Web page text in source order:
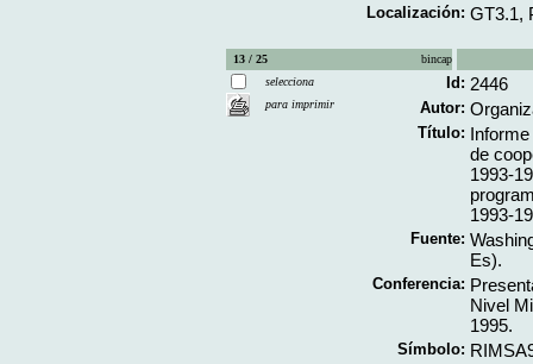
Localización: GT3.1,
13 / 25
bincap
selecciona
para imprimir
Id: 2446
Autor:
Título:
de
1993-
1993-
Fuente:
Es).
Conferencia:
Nivel
1995.
Símbolo: